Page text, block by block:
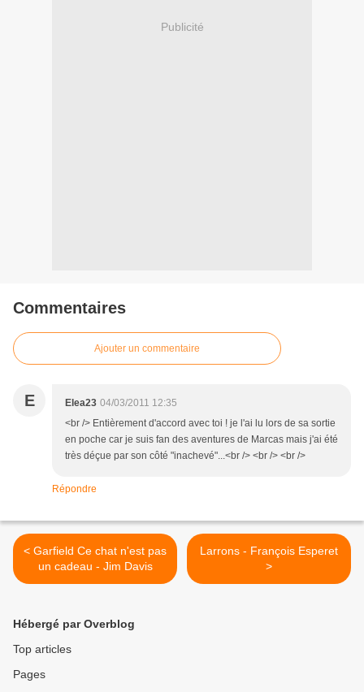
Publicité
Commentaires
Ajouter un commentaire
E Elea23 04/03/2011 12:35
<br /> Entièrement d'accord avec toi ! je l'ai lu lors de sa sortie
en poche car je suis fan des aventures de Marcas mais j'ai été
très déçue par son côté "inachevé"...<br /> <br /> <br />
Répondre
< Garfield Ce chat n'est pas
un cadeau - Jim Davis
Larrons - François Esperet
>
Hébergé par Overblog
Top articles
Pages